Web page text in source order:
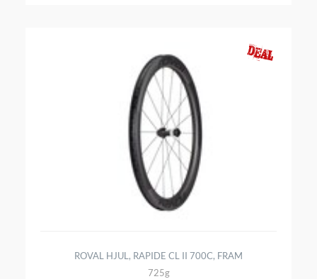
ROVAL HJUL, RAPIDE CL II 700C, FRAM
725g